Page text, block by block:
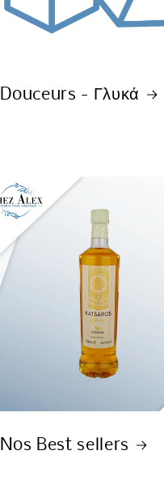
Douceurs - Γλυκά
Nos Best sellers